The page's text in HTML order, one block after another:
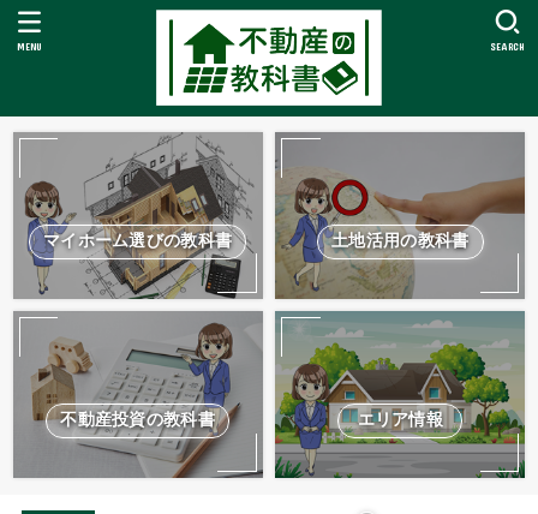
SEARCH
MENU
マイホーム選びの教科書 土地活用の教科書
不動産投資の教科書 エリア情報